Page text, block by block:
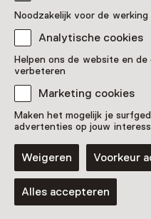
Noodzakelijk voor de
Analytische cookies
Helpen ons de website en
verbeteren
Marketing cookies
Maken het mogelijk je
advertenties op jouw
Weigeren Voorkeur
Alles accepteren
Rondleiding
Grand Tour
9 augustus t/m
opties